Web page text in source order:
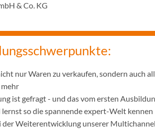
& Co. KG
nur Waren zu verkaufen, sondern auch
ist gefragt - und das vom ersten
lernst so die spannende expert-Welt kennen
Weiterentwicklung unserer